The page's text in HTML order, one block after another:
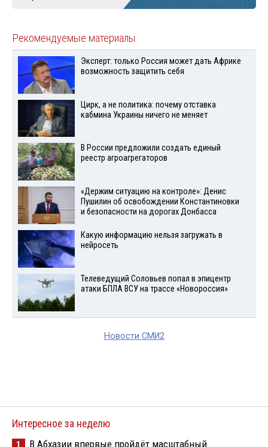
Рекомендуемые материалы
Эксперт: только Россия может дать Африке
возможность защитить себя
Цирк, а не политика: почему отставка
кабмина Украины ничего не меняет
В России предложили создать единый
реестр агроагрегаторов
«Держим ситуацию на контроле»: Денис
Пушилин об освобождении Константиновки
и безопасности на дорогах Донбасса
Какую информацию нельзя загружать в
нейросеть
Телеведущий Соловьев попал в эпицентр
атаки БПЛА ВСУ на трассе «Новороссия»
Новости СМИ2
Интересное за неделю
1
В Абхазии впервые пройдёт масштабный